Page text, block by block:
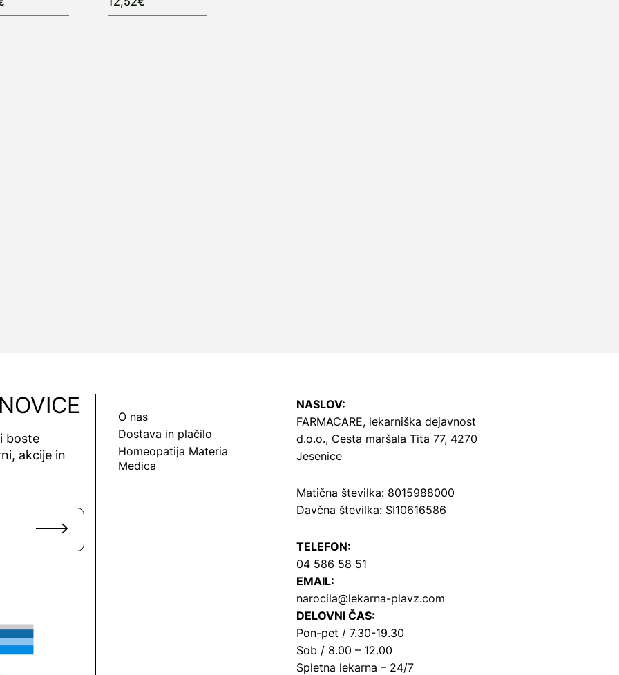
boste
akcije in
O nas
Dostava in plačilo
Homeopatija Materia
Medica
NASLOV:
FARMACARE, lekarniška dejavnost
d.o.o., Cesta maršala Tita 77, 4270
Jesenice
Matična številka: 8015988000
Davčna številka: SI10616586
TELEFON:
04 586 58 51
EMAIL:
narocila@lekarna-plavz.com
DELOVNI ČAS:
Pon-pet / 7.30-19.30
Sob / 8.00 – 12.00
Spletna lekarna – 24/7